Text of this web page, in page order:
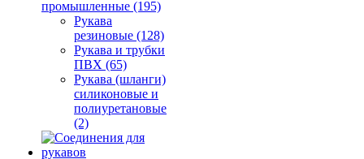
промышленные (195)
Рукава
резиновые (128)
Рукава и трубки
ПВХ (65)
Рукава (шланги)
силиконовые и
полиуретановые
(2)